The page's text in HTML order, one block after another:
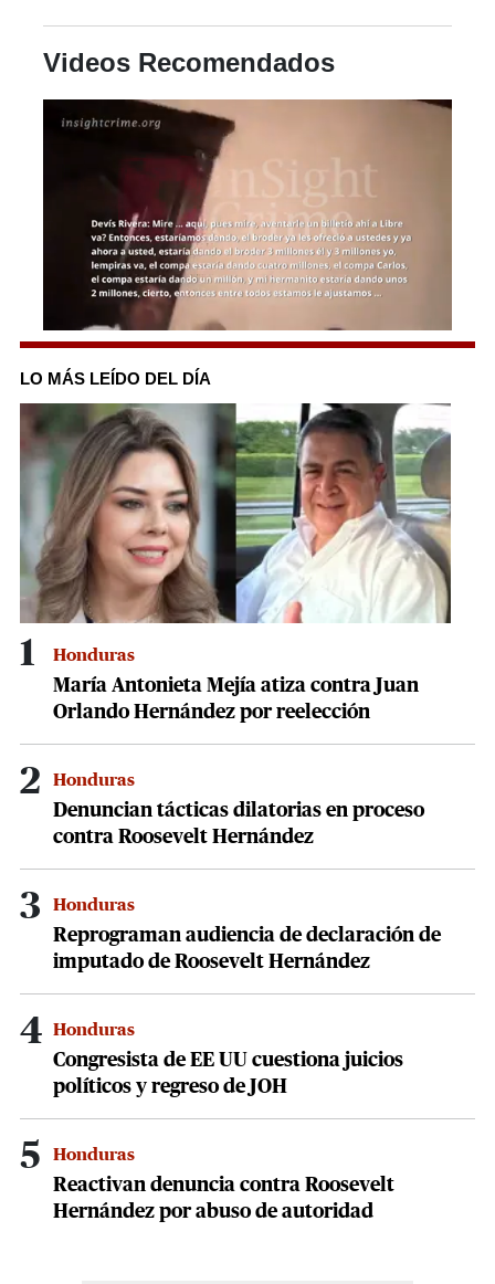
Videos Recomendados
0
of
1
minute,
49
seconds
LO MÁS LEÍDO DEL DÍA
1 Honduras
María Antonieta Mejía atiza contra Juan
Orlando Hernández por reelección
2 Honduras
Denuncian tácticas dilatorias en proceso
contra Roosevelt Hernández
3 Honduras
Reprograman audiencia de declaración de
imputado de Roosevelt Hernández
4 Honduras
Congresista de EE UU cuestiona juicios
políticos y regreso de JOH
5 Honduras
Reactivan denuncia contra Roosevelt
Hernández por abuso de autoridad